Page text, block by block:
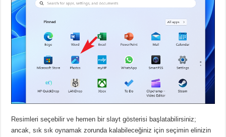
Resimleri seçebilir ve hemen bir slayt gösterisi başlatabilirsiniz;
ancak, sık sık oynamak zorunda kalabileceğiniz için seçimin elinizin